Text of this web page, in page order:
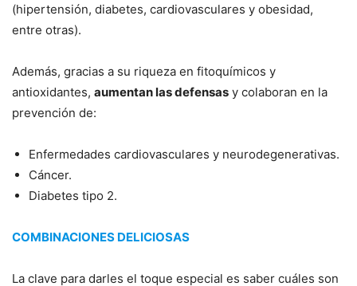
(hipertensión, diabetes, cardiovasculares y obesidad,
entre otras).
Además, gracias a su riqueza en fitoquímicos y
antioxidantes, aumentan las defensas y colaboran en la
prevención de:
Enfermedades cardiovasculares y neurodegenerativas.
Cáncer.
Diabetes tipo 2.
COMBINACIONES DELICIOSAS
La clave para darles el toque especial es saber cuáles son